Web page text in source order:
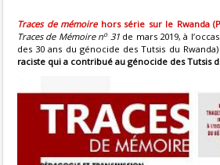
Traces de mémoirehors série sur le Rwanda
Traces de Mémoire no31de mars 2019, à
des 30 ans du génocide des Tutsis du
raciste qui a contribué au génocide des Tutsis